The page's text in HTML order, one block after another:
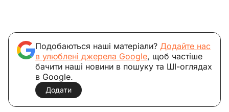
Подобаються наші матеріали? Додайте нас
в улюблені джерела Google, щоб частіше
бачити наші новини в пошуку та ШІ-оглядах
в Google.
Додати